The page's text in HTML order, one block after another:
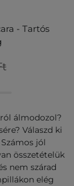
- Tartós
álmodozol?
Válaszd ki
jól
összetételük
nem szárad
elég